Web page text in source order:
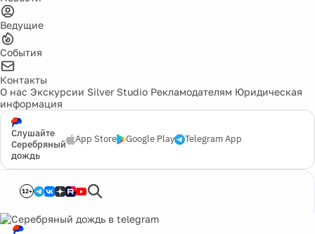
Ведущие
События
Контакты
О нас Экскурсии Silver Studio Рекламодателям Юридическая
информация
Слушайте
Серебряный
дождь
App Store Google Play Telegram App
12+